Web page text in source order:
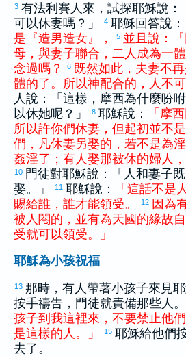
3 有法利賽人來，試探耶穌說
可以休妻嗎？」
4 耶穌回答說：
是 『造男造女 』 ， 5 並且 說 ： 『
母 ， 與妻子聯合 ， 二 人 成為一體
念過嗎 ？ 6 既然如此 ， 夫妻不再
體的了 。 所以神配合的 ， 人 不可
人說：「這樣， 摩西為什麼吩
以休她呢？」
8 耶穌說： 「 摩西
所以許你們休妻 ， 但起初並不是
們 ， 凡休妻另娶的 ， 若不是為
姦淫了 ； 有人 娶那被休的婦人 ，
10 門徒對耶穌說：「人和妻子
娶。」
11 耶穌說： 「 這話不是 人
賜給誰 ， 誰才能領受。 12 因為
被 人 閹的 ， 並有為天國 的緣故自
受就可以領受。
」
耶穌為小孩祝福
13 那時，有人帶著小孩子來見
按手禱告，門徒就責備那些人。
孩子到 我這裡來 ， 不要禁止他們
是這樣的 人 。 」 15 耶穌給他們
去了。